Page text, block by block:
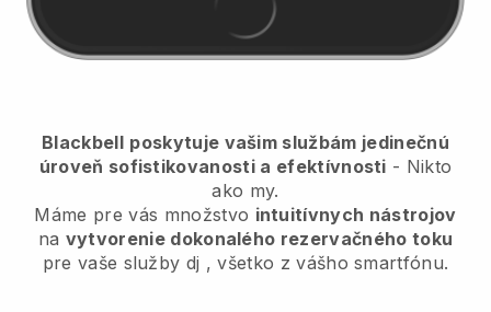
Blackbell poskytuje vašim službám jedinečnú
úroveň sofistikovanosti a efektívnosti - Nikto
ako my.
Máme pre vás množstvo intuitívnych nástrojov
na vytvorenie dokonalého rezervačného toku
pre vaše služby dj , všetko z vášho smartfónu.